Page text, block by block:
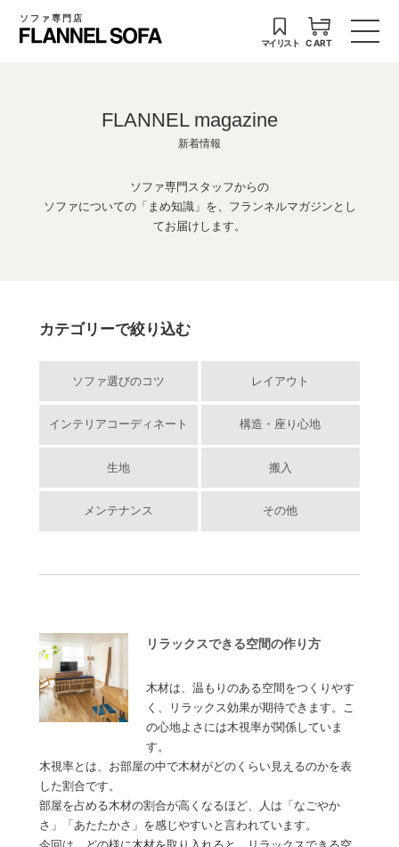
ソファ専門店
マイリスト CART
FLANNEL magazine
新着情報
ソファ専門スタッフからの
ソファについての「まめ知識」を、フランネルマガジンとし
てお届けします。
カテゴリーで絞り込む
ソファ選びのコツ レイアウト
インテリアコーディネート 構造・座り心地
生地 搬入
メンテナンス その他
リラックスできる空間の作り方
木材は、温もりのある空間をつくりやす
く、リラックス効果が期待できます。こ
の心地よさには木視率が関係していま
す。
木視率とは、お部屋の中で木材がどのくらい見えるのかを表
した割合です。
部屋を占める木材の割合が高くなるほど、人は「なごやか
さ」「あたたかさ」を感じやすいと言われています。